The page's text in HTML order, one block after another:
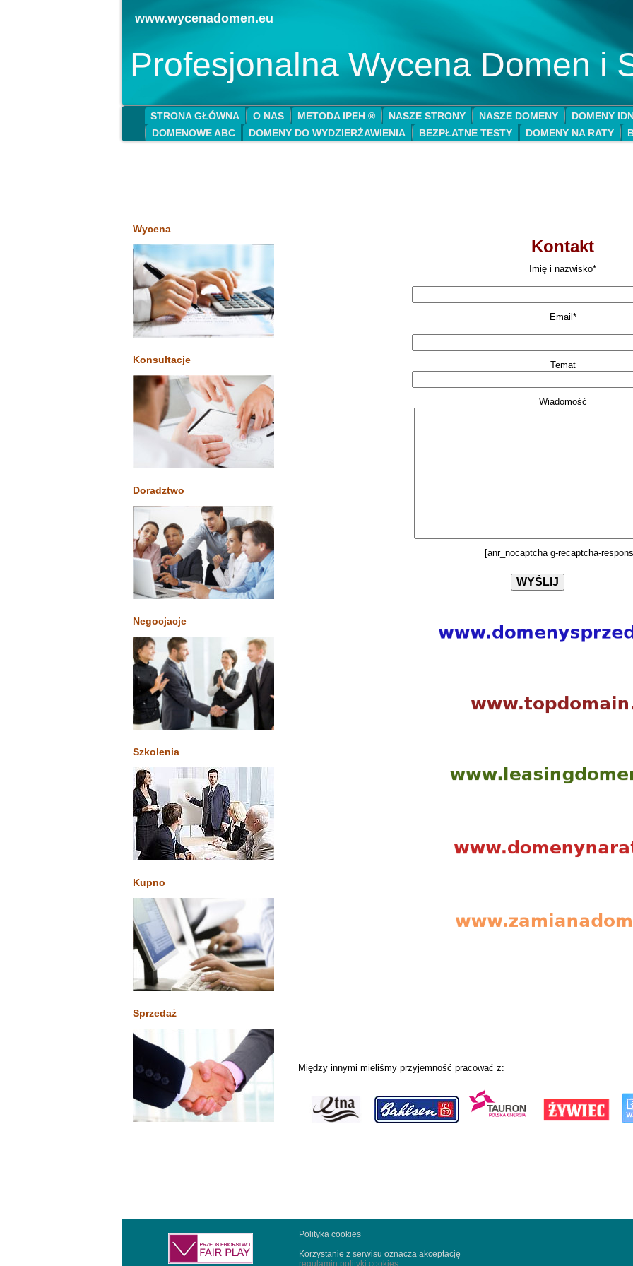
Profesjonalna Wycena Domen i
www.wycenadomen.eu
STRONA GŁÓWNA O NAS METODA IPEH ® NASZE STRONY NASZE DOMENY
DOMENY
DOMENOWE ABC
DOMENY DO WYDZIERŻAWIENIA BEZPŁATNE TESTY DOMENY NA RATY
Wycena
Konsultacje
Doradztwo
Negocjacje
Szkolenia
Kupno
Sprzedaż
Kontakt
Imię i nazwisko*
Email*
Temat
Wiadomość
[anr_nocaptcha g-recaptcha-
Między innymi mieliśmy przyjemność pracować z:
Polityka cookies
Korzystanie z serwisu oznacza akceptację
regulamin polityki cookies